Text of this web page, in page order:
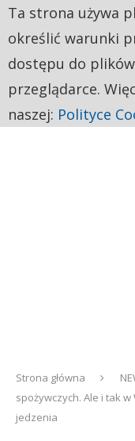
Strona główna
spożywczych. Ale i tak
jedzenia
Ta strona używa
określić warunki
dostępu do
przeglądarce.
naszej: Polityce